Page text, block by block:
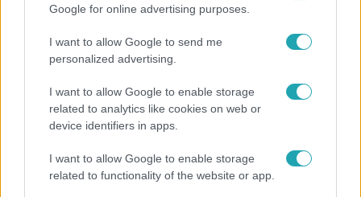
Google for online advertising purposes.
I want to allow Google to send me
personalized advertising.
I want to allow Google to enable storage
related to analytics like cookies on web or
device identifiers in apps.
I want to allow Google to enable storage
related to functionality of the website or app.
magyar lett az első